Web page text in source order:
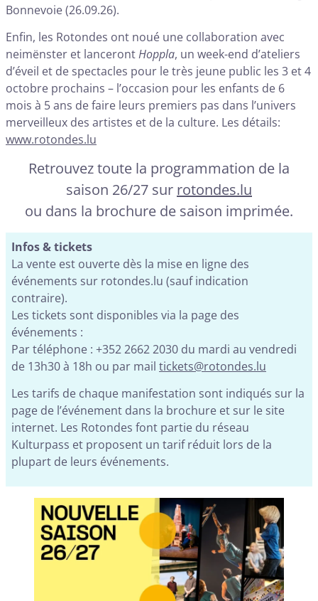
Bonnevoie (26.09.26).
Enfin, les Rotondes ont noué une collaboration avec
neimënster et lancerontHoppla, un week-end d’ateliers
d’éveil et de spectacles pour le très jeune public les 3 et 4
octobre prochains – l’occasion pour les enfants de 6
mois à 5 ans de faire leurs premiers pas dans l’univers
merveilleux des artistes et de la culture. Les détails:
www.rotondes.lu
Retrouvez toute la programmation de la
saison 26/27 sur rotondes.lu
ou dans la brochure de saison imprimée.
Infos & tickets
La vente est ouverte dès la mise en ligne des
événements sur rotondes.lu (sauf indication
contraire).
Les tickets sont disponibles via la page des
événements :
Par téléphone : +352 2662 2030 du mardi au vendredi
de 13h30 à 18h ou par mail tickets@rotondes.lu
Les tarifs de chaque manifestation sont indiqués sur la
page de l’événement dans la brochure et sur le site
internet. Les Rotondes font partie du réseau
Kulturpass et proposent un tarif réduit lors de la
plupart de leurs événements.